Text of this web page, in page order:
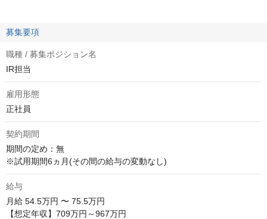
募集要項
職種 / 募集ポジション名
IR担当
雇用形態
正社員
契約期間
期間の定め：無
※試用期間6ヵ月(その間の給与の変動なし)
給与
月給 54.5万円 〜 75.5万円
【想定年収】709万円～967万円